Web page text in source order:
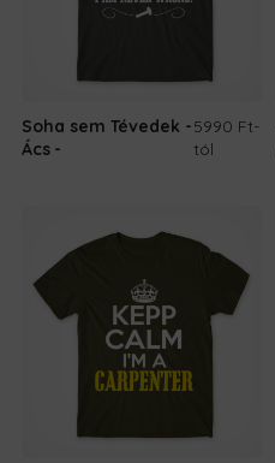
Soha sem Tévedek -
Ács
5990 Ft-
tól